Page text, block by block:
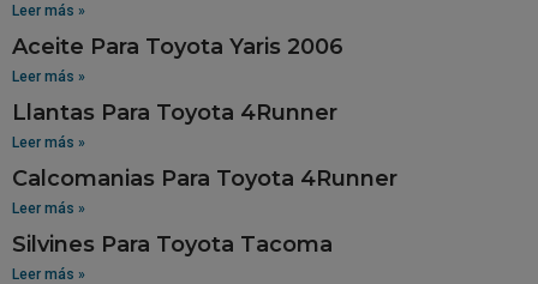
Leer más »
Aceite Para Toyota Yaris 2006
Leer más »
Llantas Para Toyota 4Runner
Leer más »
Calcomanias Para Toyota 4Runner
Leer más »
Silvines Para Toyota Tacoma
Leer más »